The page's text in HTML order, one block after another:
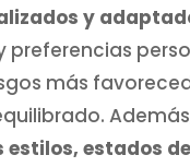
y
más
estados